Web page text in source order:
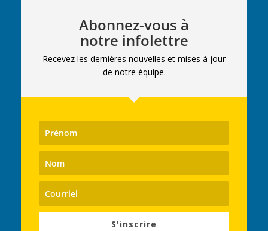
Abonnez-vous à
notre infolettre
Recevez les dernières nouvelles et mises à jour
de notre équipe.
S'inscrire